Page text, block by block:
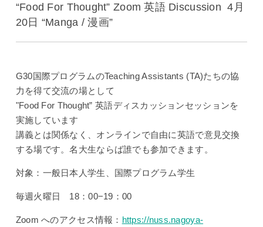
“Food For Thought” Zoom 英語 Discussion 4月
20日 “Manga / 漫画”
G30国際プログラムのTeaching Assistants (TA)たちの協
力を得て交流の場として
"Food For Thought” 英語ディスカッションセッションを
実施しています
講義とは関係なく、オンラインで自由に英語で意見交換
する場です。名大生ならば誰でも参加できます。
対象：一般日本人学生、国際プログラム学生
毎週火曜日 18：00−19：00
Zoom へのアクセス情報： https://nuss.nagoya-